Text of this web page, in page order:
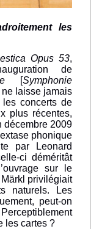
les
Opus 53,
de
[Symphonie
laisse jamais
concerts de
plus récentes,
décembre 2009
phonique
par Leonard
ci déméritât
sur le
privilégiait
naturels. Les
peut-on
les cartes ?